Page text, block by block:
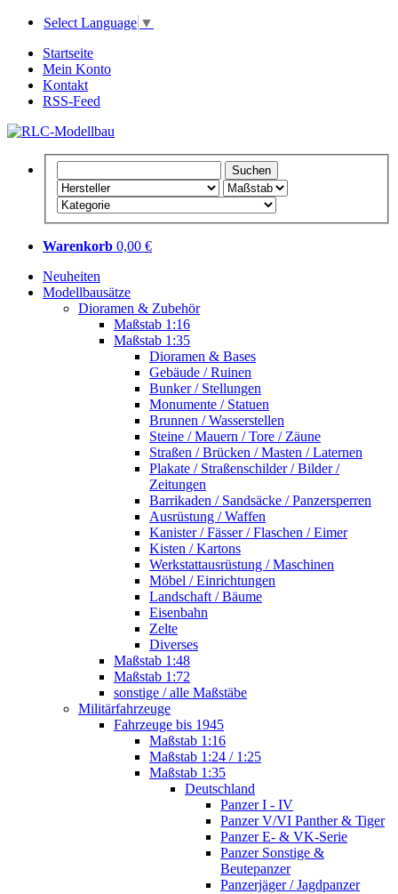
Select Language ▼
Startseite
Mein Konto
Kontakt
RSS-Feed
Warenkorb 0,00 €
Neuheiten
Modellbausätze
Dioramen & Zubehör
Maßstab 1:16
Maßstab 1:35
Dioramen & Bases
Gebäude / Ruinen
Bunker / Stellungen
Monumente / Statuen
Brunnen / Wasserstellen
Steine / Mauern / Tore / Zäune
Straßen / Brücken / Masten / Laternen
Plakate / Straßenschilder / Bilder /
Zeitungen
Barrikaden / Sandsäcke / Panzersperren
Ausrüstung / Waffen
Kanister / Fässer / Flaschen / Eimer
Kisten / Kartons
Werkstattausrüstung / Maschinen
Möbel / Einrichtungen
Landschaft / Bäume
Eisenbahn
Zelte
Diverses
Maßstab 1:48
Maßstab 1:72
sonstige / alle Maßstäbe
Militärfahrzeuge
Fahrzeuge bis 1945
Maßstab 1:16
Maßstab 1:24 / 1:25
Maßstab 1:35
Deutschland
Panzer I - IV
Panzer V/VI Panther & Tiger
Panzer E- & VK-Serie
Panzer Sonstige &
Beutepanzer
Panzerjäger / Jagdpanzer